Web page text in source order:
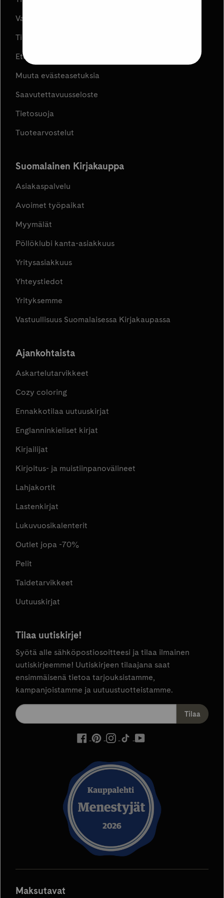
Varaa ja Nouda
Tilaus- ja toimitusehdot
Etujen ja kampanjoiden ehdot
Muuta evästeasetuksia
Saavutettavuusseloste
Tietosuoja
Tuotearvostelut
Suomalainen Kirjakauppa
Asiakaspalvelu
Avoimet työpaikat
Myymälät
Pöllöklubi kanta-asiakkuus
Yritysasiakkuus
Yhteystiedot
Yrityksemme
Vastuullisuus Suomalaisessa Kirjakaupassa
Ajankohtaista
Askartelutarvikkeet
Cozy coloring
Ennakkotilaa uutuuskirjat
Englanninkieliset kirjat
Kirjailijat
Kirjoitus- ja muistiinpanovälineet
Lahjakortit
Lastenkirjat
Lukuvuosikalenterit
Outlet jopa -70%
Pelit
Taidetarvikkeet
Uutuuskirjat
Tilaa uutiskirje!
Syötä alle sähköpostiosoitteesi ja tilaa ilmainen
uutiskirjeemme! Uutiskirjeen tilaajana saat
ensimmäisenä tietoa tarjouksistamme,
kampanjoistamme ja uutuustuotteistamme.
ulkoinen
avautuu
uuteen
välilehteen
ulkoinen
avautuu
uuteen
välilehteen
ulkoinen
avautuu
uuteen
välilehteen
ulkoinen
uuteen
välilehteen
välilehteen
Maksutavat